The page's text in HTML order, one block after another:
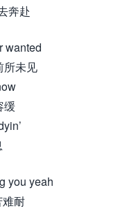
奔赴
wanted
所未见
缓
you yeah
耐